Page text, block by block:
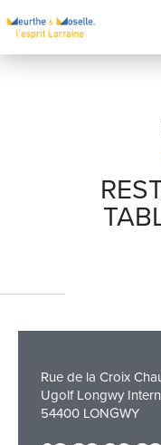
Rue de la Croix
Ugolf Longwy
54400 LONGWY
Téléphone